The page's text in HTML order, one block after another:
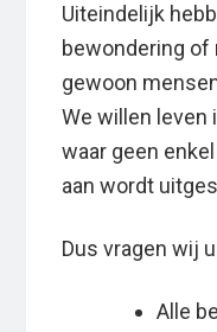
Uiteindelijk
bewondering of
gewoon
We willen leven
waar geen
aan wordt
Dus vragen wij
Alle